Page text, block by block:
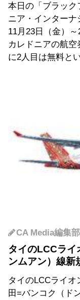
本日の「ブラック
ニア・インターナ
11月23日（金）
カレドニアの航
に2人目は無料と
CA Media編集部
タイのLCCライ
ンムアン）線新
タイのLCCライ
田=バンコク（ド